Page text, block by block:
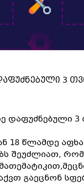
3
დაფუძნებული
18 წლამდე
შეუძლიათ,
გაეცნონ